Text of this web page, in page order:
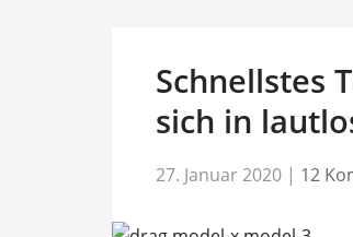
Schnellstes
sich in
27. Januar 2020 | 12